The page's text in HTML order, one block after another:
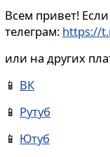
Всем привет!
телеграм: https://
или на других
📱 ВК
📱 Рутуб
📱 Ютуб